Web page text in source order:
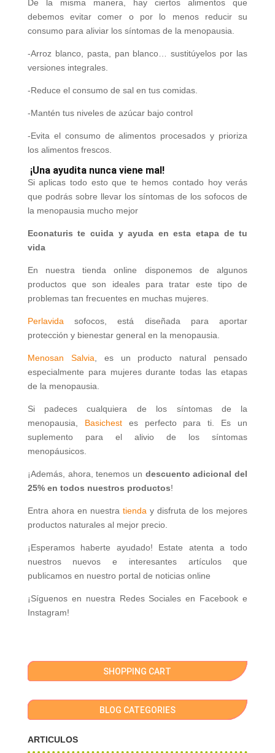
De la misma manera, hay ciertos alimentos que
debemos evitar comer o por lo menos reducir su
consumo para aliviar los síntomas de la menopausia.
-Arroz blanco, pasta, pan blanco… sustitúyelos por las
versiones integrales.
-Reduce el consumo de sal en tus comidas.
-Mantén tus niveles de azúcar bajo control
-Evita el consumo de alimentos procesados y prioriza
los alimentos frescos.
¡Una ayudita nunca viene mal!
Si aplicas todo esto que te hemos contado hoy verás
que podrás sobre llevar los síntomas de los sofocos de
la menopausia mucho mejor
Econaturis te cuida y ayuda en esta etapa de tu
vida
En nuestra tienda online disponemos de algunos
productos que son ideales para tratar este tipo de
problemas tan frecuentes en muchas mujeres.
Perlavida sofocos, está diseñada para aportar
protección y bienestar general en la menopausia.
Menosan Salvia , es un producto natural pensado
especialmente para mujeres durante todas las etapas
de la menopausia.
Si padeces cualquiera de los síntomas de la
menopausia, Basichestes perfecto para ti. Es un
suplemento para el alivio de los síntomas
menopáusicos.
¡Además, ahora, tenemos un descuento adicional del
25% en todos nuestros productos!
Entra ahora en nuestra tienda y disfruta de los mejores
productos naturales al mejor precio.
¡Esperamos haberte ayudado! Estate atenta a todo
nuestros nuevos e interesantes artículos que
publicamos en nuestro portal de noticias online
¡Síguenos en nuestra Redes Sociales en Facebook e
Instagram!
SHOPPING CART
BLOG CATEGORIES
ARTICULOS